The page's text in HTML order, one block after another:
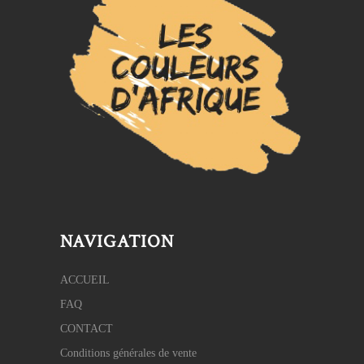
NAVIGATION
ACCUEIL
FAQ
CONTACT
Conditions générales de vente